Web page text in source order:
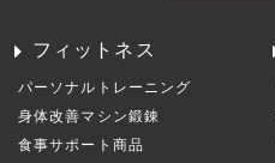
フィットネス
パーソナルトレーニング
身体改善マシン鍛錬
食事サポート商品